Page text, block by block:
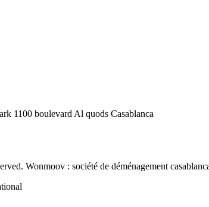
1100 boulevard Al quods Casablanca
Wonmoov : société de déménagement